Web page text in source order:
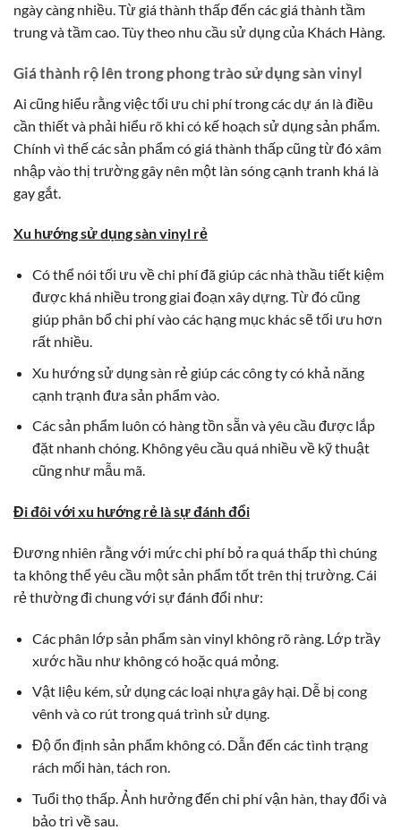
ngày càng nhiều. Từ giá thành thấp đến các giá thành tầm
trung và tầm cao. Tùy theo nhu cầu sử dụng của Khách Hàng.
Giá thành rộ lên trong phong trào sử dụng sàn vinyl
Ai cũng hiểu rằng việc tối ưu chi phí trong các dự án là điều
cần thiết và phải hiểu rõ khi có kế hoạch sử dụng sản phẩm.
Chính vì thế các sản phẩm có giá thành thấp cũng từ đó xâm
nhập vào thị trường gây nên một làn sóng cạnh tranh khá là
gay gắt.
Xu hướng sử dụng sàn vinyl rẻ
Có thể nói tối ưu về chi phí đã giúp các nhà thầu tiết kiệm
được khá nhiều trong giai đoạn xây dựng. Từ đó cũng
giúp phân bổ chi phí vào các hạng mục khác sẽ tối ưu hơn
rất nhiều.
Xu hướng sử dụng sàn rẻ giúp các công ty có khả năng
cạnh trạnh đưa sản phẩm vào.
Các sản phẩm luôn có hàng tồn sẵn và yêu cầu được lắp
đặt nhanh chóng. Không yêu cầu quá nhiều về kỹ thuật
cũng như mẫu mã.
Đi đôi với xu hướng rẻ là sự đánh đổi
Đương nhiên rằng với mức chi phí bỏ ra quá thấp thì chúng
ta không thể yêu cầu một sản phẩm tốt trên thị trường. Cái
rẻ thường đi chung với sự đánh đổi như:
Các phân lớp sản phẩm sàn vinyl không rõ ràng. Lớp trầy
xước hầu như không có hoặc quá mỏng.
Vật liệu kém, sử dụng các loại nhựa gây hại. Dễ bị cong
vênh và co rút trong quá trình sử dụng.
Độ ổn định sản phẩm không có. Dẫn đến các tình trạng
rách mối hàn, tách ron.
Tuổi thọ thấp. Ảnh hưởng đến chi phí vận hàn, thay đổi và
bảo trì về sau.